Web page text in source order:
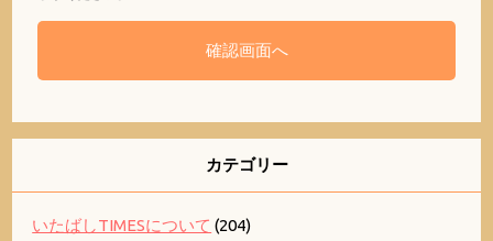
カテゴリー
いたばしTIMESについて (204)